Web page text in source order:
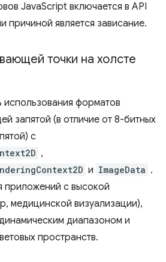
JavaScript включается в API
причиной является зависание.
точки на холсте
использования форматов
запятой (в отличие от 8-битных
с
,
и ImageData .
с высокой
медицинской визуализации),
диапазоном и
пространств.